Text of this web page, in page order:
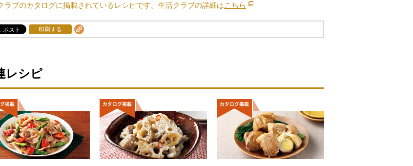
ラブのカタログに掲載されているレシピです。生活クラブの詳細はこちら 別のウィンドウで開きます。
印刷する
レシピ